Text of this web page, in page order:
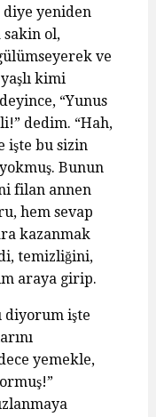
diye yeniden
sakin ol,
ve
kimi
“Yunus
dedim. “Hah,
işte bu sizin
Bunun
filan annen
hem sevap
kazanmak
temizliğini,
araya girip.
diyorum işte
yemekle,